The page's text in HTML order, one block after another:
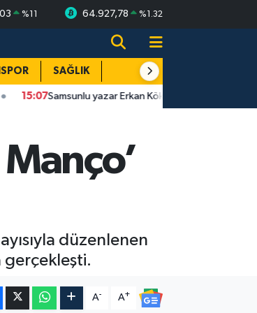
%11 64.927,78 %1.32
SAĞLIK TEKNOLOJİ
yazar Erkan Kök 5. kitabını okurlarla buluşturdu
Manço’
düzenlenen
gerçekleşti.
A- A+